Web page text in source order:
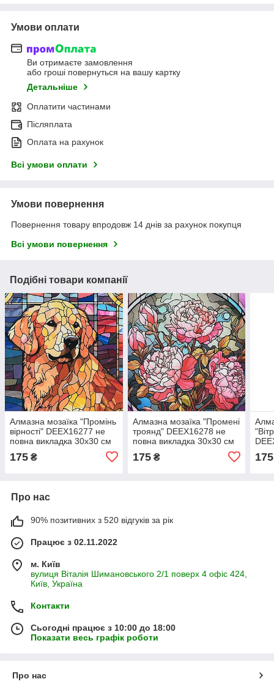
Умови оплати
Ви отримаєте замовлення
або гроші повернуться на вашу картку
Детальніше
Оплатити частинами
Післяплата
Оплата на рахунок
Всі умови оплати
Умови повернення
Повернення товару впродовж 14 днів за рахунок покупця
Всі умови повернення
Подібні товари компанії
Алмазна мозаїка "Промінь
вірності" DEEX16277 не
повна викладка 30х30 см
175 ₴
Алмазна мозаїка "Промені
троянд" DEEX16278 не
повна викладка 30х30 см
175₴ 175
Про нас
90% позитивних з 520 відгуків за рік
Працює з 02.11.2022
м. Київ
вулиця Віталія Шимановського 2/1 поверх 4 офіс 424,
Київ, Україна
Контакти
Сьогодні працює з 10:00 до 18:00
Показати весь графік роботи
Про нас